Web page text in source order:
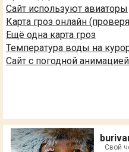
Сайт используют авиаторы
Карта гроз онлайн
Ещё одна карта гроз
Температура воды на
Сайт с погодной анимацией
Свой